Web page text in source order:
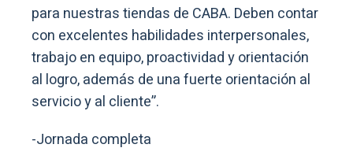
para nuestras tiendas de CABA. Deben contar
con excelentes habilidades interpersonales,
trabajo en equipo, proactividad y orientación
al logro, además de una fuerte orientación al
servicio y al cliente”.
-Jornada completa